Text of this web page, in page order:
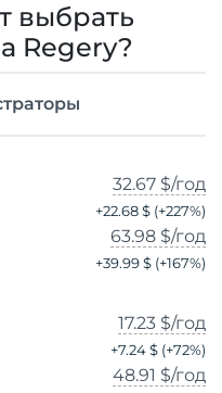
выбрать
Regery?
32.67 $/год
+22.68 $ (+227%)
63.98 $/год
+39.99 $ (+167%)
17.23 $/год
+7.24 $ (+72%)
48.91 $/год